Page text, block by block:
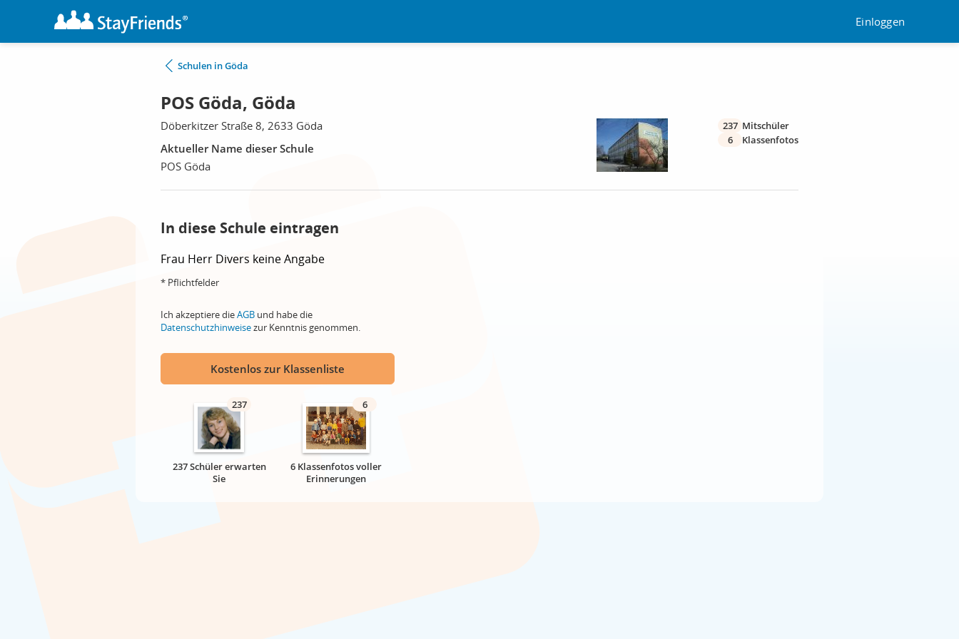
Einloggen
Schulen in Göda
POS Göda, Göda
Döberkitzer Straße 8, 2633 Göda
Aktueller Name dieser Schule
POS Göda
237 Mitschüler
6
Klassenfotos
In diese Schule eintragen
Frau Herr Divers keine Angabe
* Pflichtfelder
Ich akzeptiere dieAGB und habe die
Datenschutzhinweisezur Kenntnis genommen.
Kostenlos zur Klassenliste
237
237 Schüler erwarten
Sie
6
6 Klassenfotos voller
Erinnerungen